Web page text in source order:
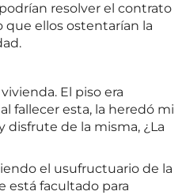
resolver el contrato
ellos ostentarían la
El piso era
fallecer esta, la heredó mi
disfrute de la misma, ¿La
el usufructuario de la
está facultado para